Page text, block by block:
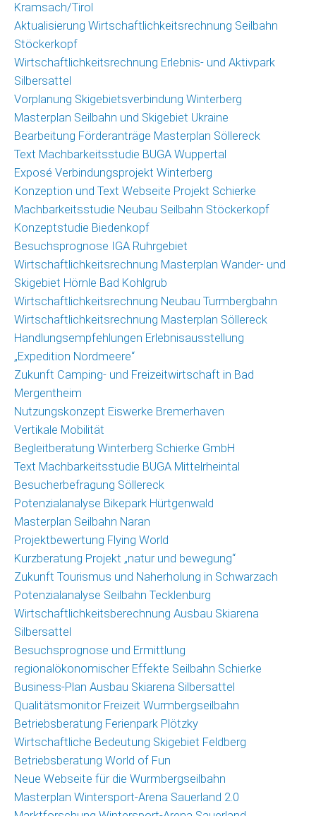
Kramsach/Tirol
Aktualisierung Wirtschaftlichkeitsrechnung Seilbahn
Stöckerkopf
Wirtschaftlichkeitsrechnung Erlebnis- und Aktivpark
Silbersattel
Vorplanung Skigebietsverbindung Winterberg
Masterplan Seilbahn und Skigebiet Ukraine
Bearbeitung Förderanträge Masterplan Söllereck
Text Machbarkeitsstudie BUGA Wuppertal
Exposé Verbindungsprojekt Winterberg
Konzeption und Text Webseite Projekt Schierke
Machbarkeitsstudie Neubau Seilbahn Stöckerkopf
Konzeptstudie Biedenkopf
Besuchsprognose IGA Ruhrgebiet
Wirtschaftlichkeitsrechnung Masterplan Wander- und
Skigebiet Hörnle Bad Kohlgrub
Wirtschaftlichkeitsrechnung Neubau Turmbergbahn
Wirtschaftlichkeitsrechnung Masterplan Söllereck
Handlungsempfehlungen Erlebnisausstellung
„Expedition Nordmeere“
Zukunft Camping- und Freizeitwirtschaft in Bad
Mergentheim
Nutzungskonzept Eiswerke Bremerhaven
Vertikale Mobilität
Begleitberatung Winterberg Schierke GmbH
Text Machbarkeitsstudie BUGA Mittelrheintal
Besucherbefragung Söllereck
Potenzialanalyse Bikepark Hürtgenwald
Masterplan Seilbahn Naran
Projektbewertung Flying World
Kurzberatung Projekt „natur und bewegung“
Zukunft Tourismus und Naherholung in Schwarzach
Potenzialanalyse Seilbahn Tecklenburg
Wirtschaftlichkeitsberechnung Ausbau Skiarena
Silbersattel
Besuchsprognose und Ermittlung
regionalökonomischer Effekte Seilbahn Schierke
Business-Plan Ausbau Skiarena Silbersattel
Qualitätsmonitor Freizeit Wurmbergseilbahn
Betriebsberatung Ferienpark Plötzky
Wirtschaftliche Bedeutung Skigebiet Feldberg
Betriebsberatung World of Fun
Neue Webseite für die Wurmbergseilbahn
Masterplan Wintersport-Arena Sauerland 2.0